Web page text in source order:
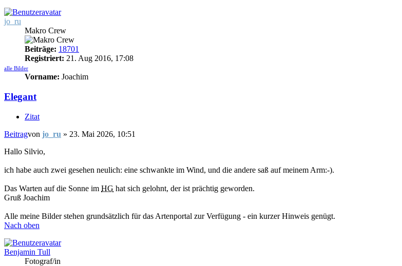
jo_ru
Makro Crew
Beiträge: 18701
Registriert: 21. Aug 2016, 17:08
alle Bilder
Vorname: Joachim
Elegant
Zitat
Beitragvon jo_ru » 23. Mai 2026, 10:51
Hallo Silvio,
ich habe auch zwei gesehen neulich: eine schwankte im Wind, und die andere saß auf meinem Arm:-).
Das Warten auf die Sonne im HG hat sich gelohnt, der ist prächtig geworden.
Gruß Joachim
Alle meine Bilder stehen grundsätzlich für das Artenportal zur Verfügung - ein kurzer Hinweis genügt.
Nach oben
Benjamin Tull
Fotograf/in